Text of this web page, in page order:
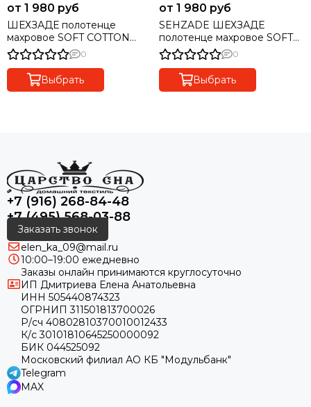
от 1 980 руб
ШЕХЗАДЕ полотенце
махровое SOFT COTTON
белое
0
Выбрать
от 1 980 руб
SEHZADE ШЕХЗАДЕ
полотенце махровое SOFT
COTTON (Турция)
0
Выбрать
+7 (916) 268-84-48
+7 (495) 568-03-88
Заказать звонок
elen_ka_09@mail.ru
10:00–19:00 ежедневно
Заказы онлайн принимаются круглосуточно
ИП Дмитриева Елена Анатольевна
ИНН 505440874323
ОГРНИП 311501813700026
Р/сч 40802810370010012433
К/с 30101810645250000092
БИК 044525092
Московский филиал АО КБ "Модульбанк"
Telegram
MAX